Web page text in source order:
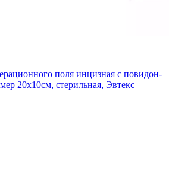
поля инцизная с повидон-
20х10см, стерильная, Эвтекс